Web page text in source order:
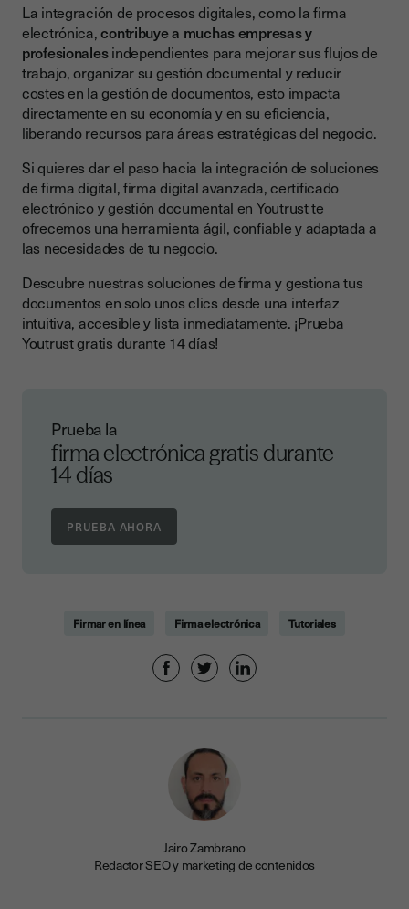
La integración de procesos digitales, como la firma
electrónica,contribuye a muchas empresas y
profesionalesindependientes para mejorar sus flujos de
trabajo, organizar su gestión documental y reducir
costes en la gestión de documentos, esto impacta
directamente en su economía y en su eficiencia,
liberando recursos para áreas estratégicas del negocio.
Si quieres dar el paso hacia la integración de soluciones
de firma digital, firma digital avanzada, certificado
electrónico y gestión documental en Youtrust te
ofrecemos una herramienta ágil, confiable y adaptada a
las necesidades de tu negocio.
Descubre nuestras soluciones de firma y gestiona tus
documentos en solo unos clics desde una interfaz
intuitiva, accesible y lista inmediatamente. ¡Prueba
Youtrust gratis durante 14 días!
Prueba la
firma electrónica gratis durante
14 días
Firmar en línea Firma electrónica Tutoriales
Jairo Zambrano
Redactor SEO y marketing de contenidos